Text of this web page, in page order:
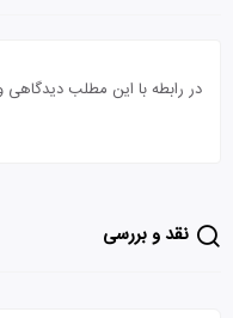
در رابطه با این مطلب دیدگاهی
نقد و بررسی